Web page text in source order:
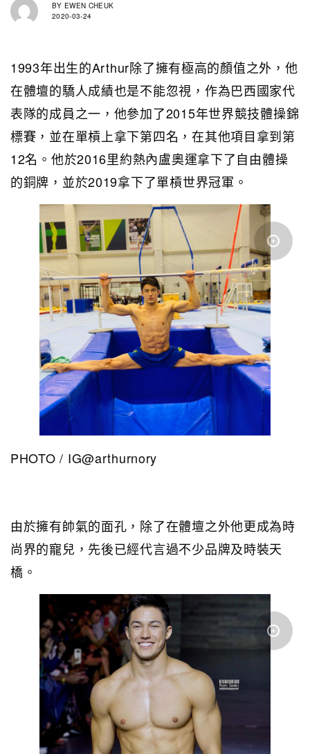
BY EWEN CHEUK
2020-03-24
1993年出生的Arthur除了擁有極高的顏值之外，他
在體壇的驕人成績也是不能忽視，作為巴西國家代
表隊的成員之一，他參加了2015年世界競技體操錦
標賽，並在單槓上拿下第四名，在其他項目拿到第
12名。他於2016里約熱內盧奧運拿下了自由體操
的銅牌，並於2019拿下了單槓世界冠軍。
PHOTO / IG@arthurnory
由於擁有帥氣的面孔，除了在體壇之外他更成為時
尚界的寵兒，先後已經代言過不少品牌及時裝天
橋。